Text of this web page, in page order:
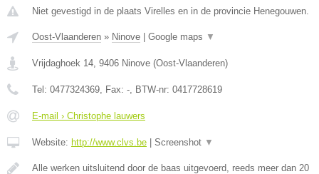
Niet gevestigd in de plaats Virelles en in de provincie Henegouwen.
Oost-Vlaanderen » Ninove | Google maps ▼
Vrijdaghoek 14 9406 Ninove (Oost-Vlaanderen)
Tel: 0477324369 , Fax: - , BTW-nr: 0417728619
E-mail › Christophe lauwers
Website: http://www.clvs.be | Screenshot ▼
Alle werken uitsluitend door de baas uitgevoerd, reeds meer dan 20